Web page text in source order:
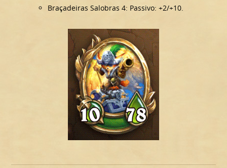
Braçadeiras Salobras 4: Passivo: +2/+10.